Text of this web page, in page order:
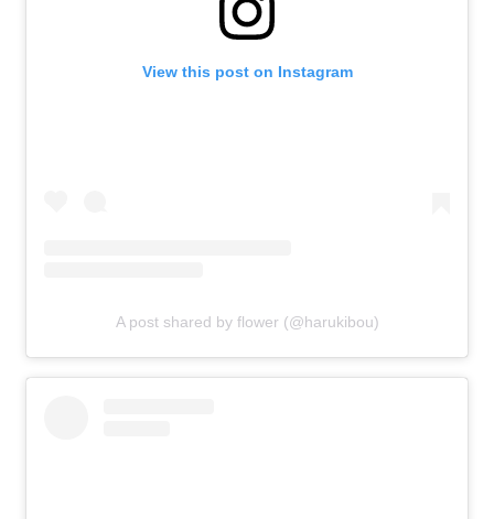
View this post on Instagram
A post shared by flower (@harukibou)